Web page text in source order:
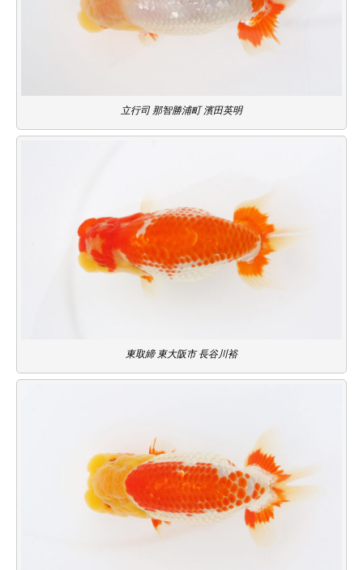
立行司 那智勝浦町 濱田英明
東取締 東大阪市 長谷川裕